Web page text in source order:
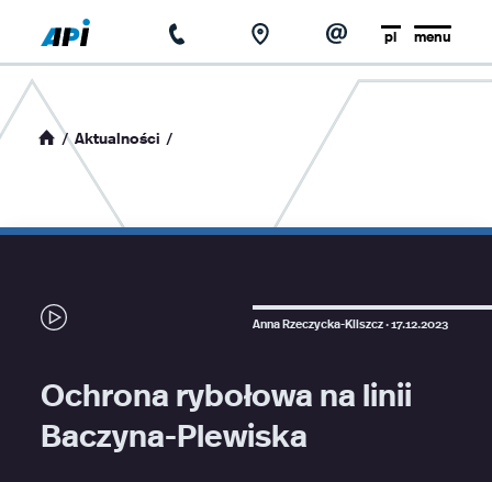
menu
pl
strona główna
aktualności
Aktualności
Anna Rzeczycka-Kliszcz ·17.12.2023
Ochrona rybołowa na linii
Baczyna-Plewiska